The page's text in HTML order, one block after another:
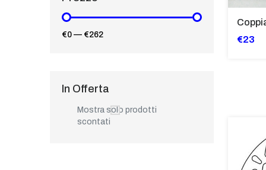
€23
€0 — €262
In Offerta
Mostra solo prodotti
scontati